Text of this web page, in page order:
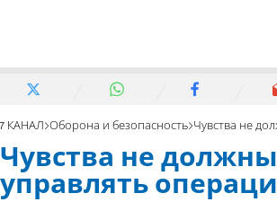
7 КАНАЛ Оборона и безопасность Чувства не должны
Чувства не должны
управлять